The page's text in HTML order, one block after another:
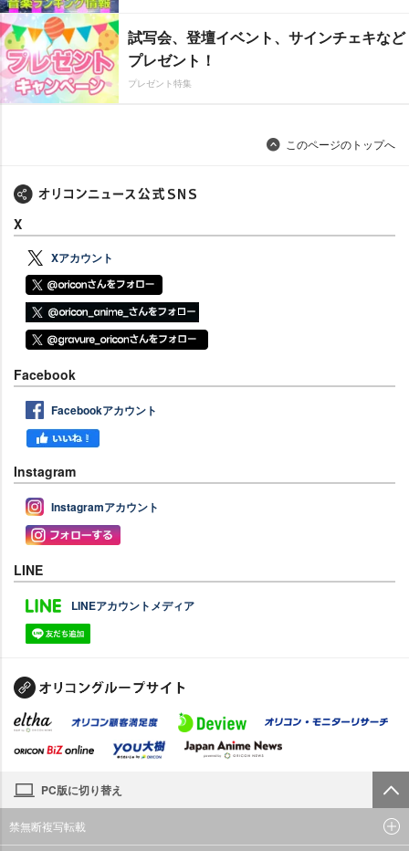
試写会、登壇イベント、サインチェキなど
プレゼント！
プレゼント特集
このページのトップへ
X
Xアカウント
Facebook
Facebookアカウント
Instagram
Instagramアカウント
LINE
LINEアカウントメディア
PC版に切り替え
禁無断複写転載